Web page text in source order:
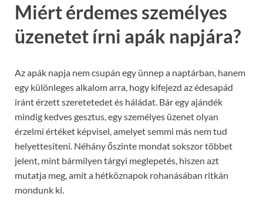
Miért érdemes személyes
üzenetet írni apák napjára?
Az apák napja nem csupán egy ünnep a naptárban, hanem
egy különleges alkalom arra, hogy kifejezd az édesapád
iránt érzett szeretetedet és háládat. Bár egy ajándék
mindig kedves gesztus, egy személyes üzenet olyan
érzelmi értéket képvisel, amelyet semmi más nem tud
helyettesíteni. Néhány őszinte mondat sokszor többet
jelent, mint bármilyen tárgyi meglepetés, hiszen azt
mutatja meg, amit a hétköznapok rohanásában ritkán
mondunk ki.